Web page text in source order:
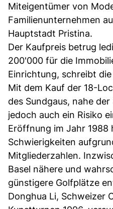
Miteigentümer von
Familienunternehmen
Hauptstadt Pristina.
Der Kaufpreis betrug
200'000 für die
Einrichtung, schreibt die
Mit dem Kauf der 18-
des Sundgaus, nahe
jedoch auch ein Risiko
Eröffnung im Jahr 1988
Schwierigkeiten
Mitgliederzahlen.
Basel nähere und
günstigere Golfplätze
Donghua Li, Schweizer